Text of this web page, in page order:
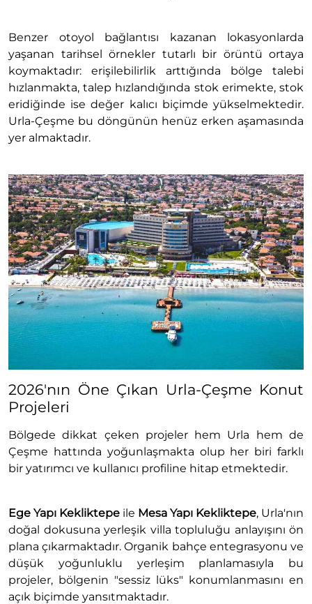
Benzer otoyol bağlantısı kazanan lokasyonlarda
yaşanan tarihsel örnekler tutarlı bir örüntü ortaya
koymaktadır: erişilebilirlik arttığında bölge talebi
hızlanmakta, talep hızlandığında stok erimekte, stok
eridiğinde ise değer kalıcı biçimde yükselmektedir.
Urla-Çeşme bu döngünün henüz erken aşamasında
yer almaktadır.
2026'nın Öne Çıkan Urla-Çeşme Konut
Projeleri
Bölgede dikkat çeken projeler hem Urla hem de
Çeşme hattında yoğunlaşmakta olup her biri farklı
bir yatırımcı ve kullanıcı profiline hitap etmektedir.
Ege Yapı Kekliktepe ile Mesa Yapı Kekliktepe, Urla'nın
doğal dokusuna yerleşik villa topluluğu anlayışını ön
plana çıkarmaktadır. Organik bahçe entegrasyonu ve
düşük yoğunluklu yerleşim planlamasıyla bu
projeler, bölgenin "sessiz lüks" konumlanmasını en
açık biçimde yansıtmaktadır.